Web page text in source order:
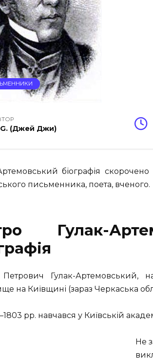
G. (Джей Джи)
біографія
письменника, поета, вченого.
Гулак-
Гулак-Артемовський,
на Київщині (зараз Черкаська
рр. навчався у Київській
Не